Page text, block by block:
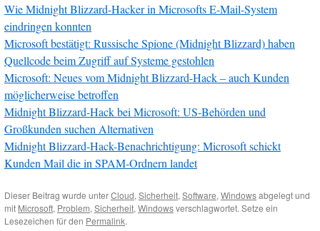
Wie Midnight Blizzard-Hacker in Microsofts E-Mail-System
eindringen konnten
Microsoft bestätigt: Russische Spione (Midnight Blizzard) haben
Quellcode beim Zugriff auf Systeme gestohlen
Microsoft: Neues vom Midnight Blizzard-Hack – auch Kunden
möglicherweise betroffen
Midnight Blizzard-Hack bei Microsoft: US-Behörden und
Großkunden suchen Alternativen
Midnight Blizzard-Hack-Benachrichtigung: Microsoft schickt
Kunden Mail die in SPAM-Ordnern landet
Dieser Beitrag wurde unterCloud, Sicherheit, Software, Windowsabgelegt und
mit Microsoft, Problem, Sicherheit, Windowsverschlagwortet. Setze ein
Lesezeichen für den Permalink.